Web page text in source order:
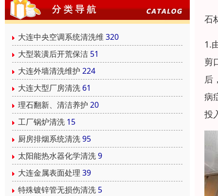
大连中央空调系统清洗维 320
大型装潢后开荒保洁 51
大连外墙清洗维护 224
大连大型厂房清洗 61
理石翻新、清洁养护 20
工厂锅炉清洗 15
厨房排烟系统清洗95
太阳能热水器化学清洗9
大连金属表面处理 39
特殊镀锌管无损伤清洗 5
石
1.
剪
后
病
投